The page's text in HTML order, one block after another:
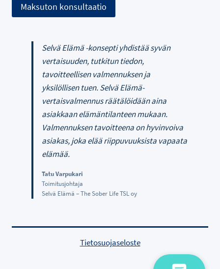
Maksuton konsultaatio
Selvä Elämä -konsepti yhdistää syvän
vertaisuuden, tutkitun tiedon,
tavoitteellisen valmennuksen ja
yksilöllisen tuen. Selvä Elämä-
vertaisvalmennus räätälöidään aina
asiakkaan elämäntilanteen mukaan.
Valmennuksen tavoitteena on hyvinvoiva
asiakas, joka elää riippuvuuksista vapaata
elämää.
Tatu Varpukari
Toimitusjohtaja
Selvä Elämä – The Sober Life TSL oy
Tietosuojaseloste